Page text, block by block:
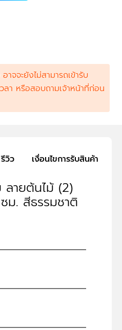
จจะยังไม่สามารถเข้ารับ
ลา หรือสอบถามเจ้าหน้าที่ก่อน
รีวิว เงื่อนไขการรับสินค้า
ายต้นไม้ (2)
ม. สีธรรมชาติ